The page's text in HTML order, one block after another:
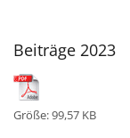
Beiträge 2023
Größe: 99,57 KB